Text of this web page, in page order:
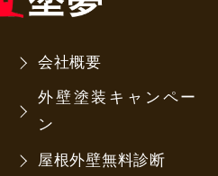
会社概要
外壁塗装キャンペー
ン
屋根外壁無料診断